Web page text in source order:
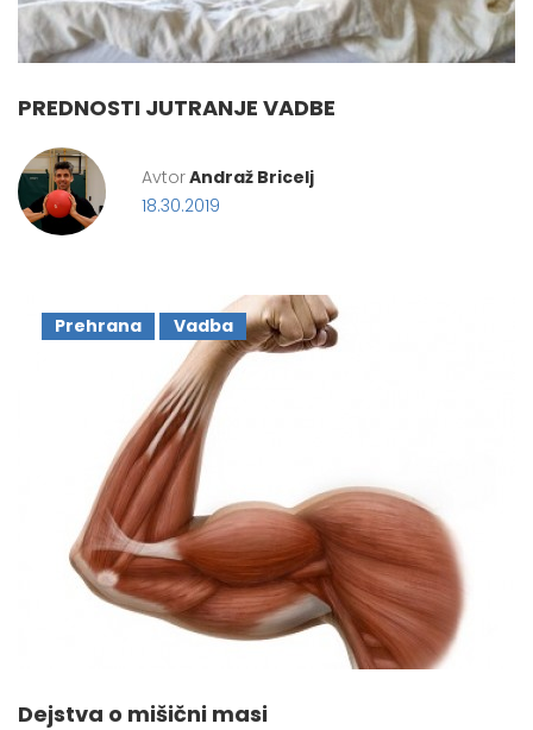
PREDNOSTI JUTRANJE VADBE
AvtorAndraž Bricelj
18.30.2019
Prehrana Vadba
Dejstva o mišični masi